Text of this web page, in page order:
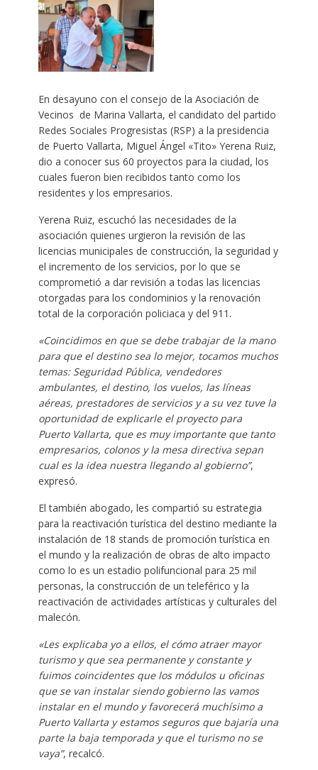
En desayuno con el consejo de la Asociación de
Vecinos de Marina Vallarta, el candidato del partido
Redes Sociales Progresistas (RSP) a la presidencia
de Puerto Vallarta, Miguel Ángel «Tito» Yerena Ruiz,
dio a conocer sus 60 proyectos para la ciudad, los
cuales fueron bien recibidos tanto como los
residentes y los empresarios.
Yerena Ruiz, escuchó las necesidades de la
asociación quienes urgieron la revisión de las
licencias municipales de construcción, la seguridad y
el incremento de los servicios, por lo que se
comprometió a dar revisión a todas las licencias
otorgadas para los condominios y la renovación
total de la corporación policiaca y del 911.
«Coincidimos en que se debe trabajar de la mano
para que el destino sea lo mejor, tocamos muchos
temas: Seguridad Pública, vendedores
ambulantes, el destino, los vuelos, las líneas
aéreas, prestadores de servicios y a su vez tuve la
oportunidad de explicarle el proyecto para
Puerto Vallarta, que es muy importante que tanto
empresarios, colonos y la mesa directiva sepan
cual es la idea nuestra llegando al gobierno”,
expresó.
El también abogado, les compartió su estrategia
para la reactivación turística del destino mediante la
instalación de 18 stands de promoción turística en
el mundo y la realización de obras de alto impacto
como lo es un estadio polifuncional para 25 mil
personas, la construcción de un teleférico y la
reactivación de actividades artísticas y culturales del
malecón.
«Les explicaba yo a ellos, el cómo atraer mayor
turismo y que sea permanente y constante y
fuimos coincidentes que los módulos u oficinas
que se van instalar siendo gobierno las vamos
instalar en el mundo y favorecerá muchísimo a
Puerto Vallarta y estamos seguros que bajaría una
parte la baja temporada y que el turismo no se
vaya”, recalcó.